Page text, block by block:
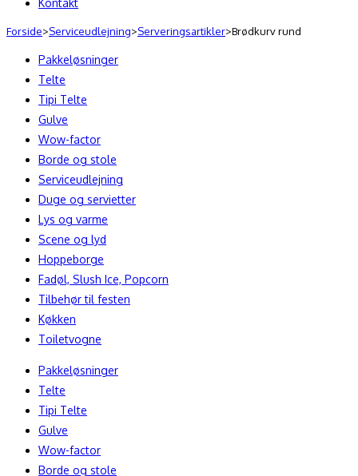
Kontakt
Forside>Serviceudlejning>Serveringsartikler>Brødkurv rund
Pakkeløsninger
Telte
Tipi Telte
Gulve
Wow-factor
Borde og stole
Serviceudlejning
Duge og servietter
Lys og varme
Scene og lyd
Hoppeborge
Fadøl, Slush Ice, Popcorn
Tilbehør til festen
Køkken
Toiletvogne
Pakkeløsninger
Telte
Tipi Telte
Gulve
Wow-factor
Borde og stole